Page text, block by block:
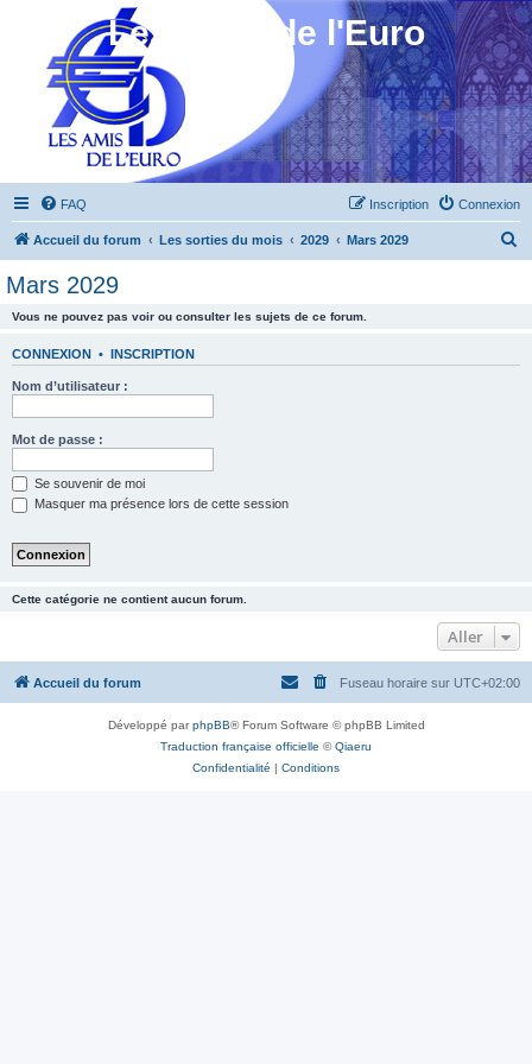
Les Amis de l'Euro
FAQ Connexion
Inscription
Accueil du forum Les sorties du mois 2029 Mars 2029
Mars 2029
Vous ne pouvez pas voir ou consulter les sujets de ce forum.
CONNEXION • INSCRIPTION
Nom d’utilisateur :
Mot de passe :
Se souvenir de moi
Masquer ma présence lors de cette session
Cette catégorie ne contient aucun forum.
Aller
Accueil du forum Fuseau horaire sur UTC+02:00
Développé parphpBB® Forum Software © phpBB Limited
Traduction française officielle ©Qiaeru
Confidentialité | Conditions